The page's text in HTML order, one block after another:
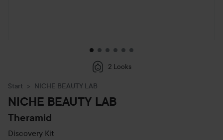
2 Looks
Start NICHE BEAUTY LAB
NICHE BEAUTY LAB
Theramid
Discovery Kit